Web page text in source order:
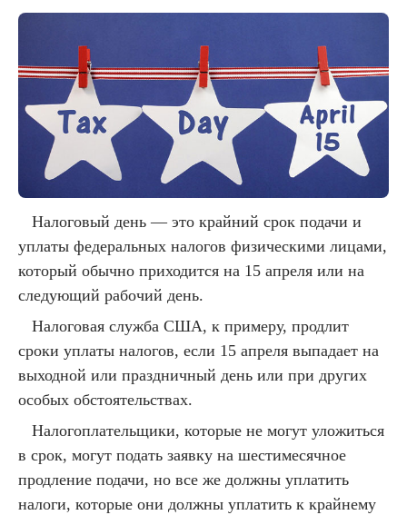
Налоговый день — это крайний срок подачи и
уплаты федеральных налогов физическими лицами,
который обычно приходится на 15 апреля или на
следующий рабочий день.
Налоговая служба США, к примеру, продлит
сроки уплаты налогов, если 15 апреля выпадает на
выходной или праздничный день или при других
особых обстоятельствах.
Налогоплательщики, которые не могут уложиться
в срок, могут подать заявку на шестимесячное
продление подачи, но все же должны уплатить
налоги, которые они должны уплатить к крайнему